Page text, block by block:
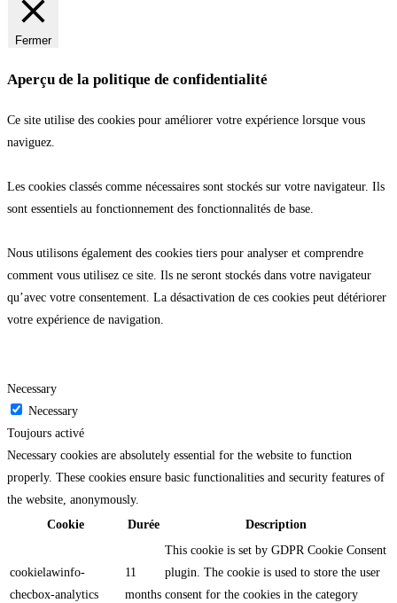
Fermer
Aperçu de la politique de confidentialité
Ce site utilise des cookies pour améliorer votre expérience lorsque vous
naviguez.
Les cookies classés comme nécessaires sont stockés sur votre navigateur. Ils
sont essentiels au fonctionnement des fonctionnalités de base.
Nous utilisons également des cookies tiers pour analyser et comprendre
comment vous utilisez ce site. Ils ne seront stockés dans votre navigateur
qu’avec votre consentement. La désactivation de ces cookies peut détériorer
votre expérience de navigation.
Necessary
Necessary
Toujours activé
Necessary cookies are absolutely essential for the website to function
properly. These cookies ensure basic functionalities and security features of
the website, anonymously.
Cookie
Durée Description
cookielawinfo-
checbox-analytics
11
months
This cookie is set by GDPR Cookie Consent
plugin. The cookie is used to store the user
consent for the cookies in the category